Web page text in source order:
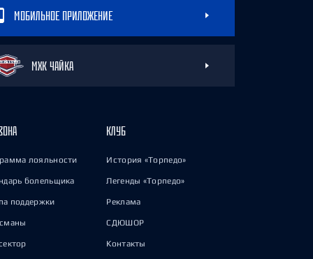
МОБИЛЬНОЕ ПРИЛОЖЕНИЕ
МХК ЧАЙКА
лояльности
болельщика
поддержки
КЛУБ
История «Торпедо»
Легенды «Торпедо»
Реклама
СДЮШОР
Контакты